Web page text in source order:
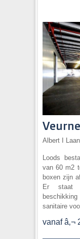
Veurne
Albert I
Loods
van 60 m2
boxen zijn
Er staat
sanitaire
vanaf â‚¬